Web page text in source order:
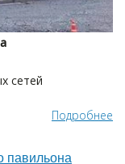
сетей
Подробнее